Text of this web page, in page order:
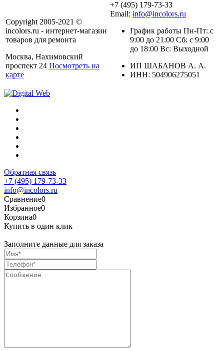
Copyright 2005-2021 ©
incolors.ru - интернет-магазин
товаров для ремонта
Москва, Нахимовский
проспект 24 Посмотреть на
карте
+7 (495) 179-73-33
Email: info@incolors.ru
График работы Пн-Пт: с
9:00 до 21:00 Сб: с 9:00
до 18:00 Вс: Выходной
ИП ШАБАНОВ А. А.
ИНН: 504906275051
Обратная связь
+7 (495) 179-73-33
info@incolors.ru
Сравнение0
Избранное0
Корзина0
Купить в один клик
Заполните данные для заказа